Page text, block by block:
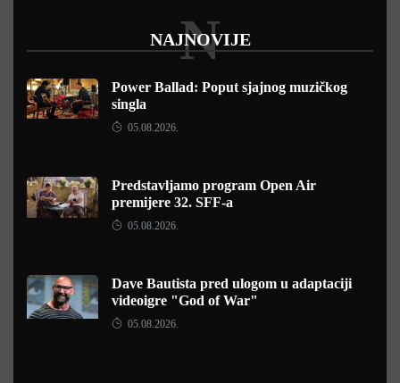
NAJNOVIJE
N
Power Ballad: Poput sjajnog muzičkog
singla
05.08.2026.
Predstavljamo program Open Air
premijere 32. SFF-a
05.08.2026.
Dave Bautista pred ulogom u adaptaciji
videoigre "God of War"
05.08.2026.